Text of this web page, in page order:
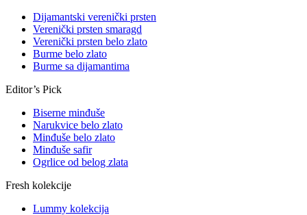
Dijamantski verenički prsten
Verenički prsten smaragd
Verenički prsten belo zlato
Burme belo zlato
Burme sa dijamantima
Editor’s Pick
Biserne minđuše
Narukvice belo zlato
Minđuše belo zlato
Minđuše safir
Ogrlice od belog zlata
Fresh kolekcije
Lummy kolekcija